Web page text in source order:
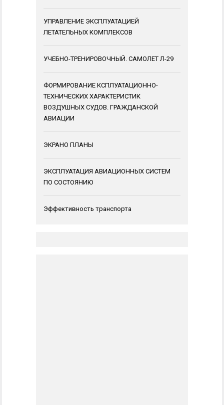
УПРАВЛЕНИЕ ЭКСПЛУАТАЦИЕЙ
ЛЕТАТЕЛЬНЫХ КОМПЛЕКСОВ
УЧЕБНО-ТРЕНИРОВОЧНЫЙ. САМОЛЕТ Л-29
ФОРМИРОВАНИЕ КСПЛУАТАЦИОННО-
ТЕХНИЧЕСКИХ ХАРАКТЕРИСТИК
ВОЗДУШНЫХ СУДОВ. ГРАЖДАНСКОЙ
АВИАЦИИ
ЭКРАНО ПЛАНЫ
ЭКСПЛУАТАЦИЯ АВИАЦИОННЫХ СИСТЕМ
ПО СОСТОЯНИЮ
Эффективность транспорта